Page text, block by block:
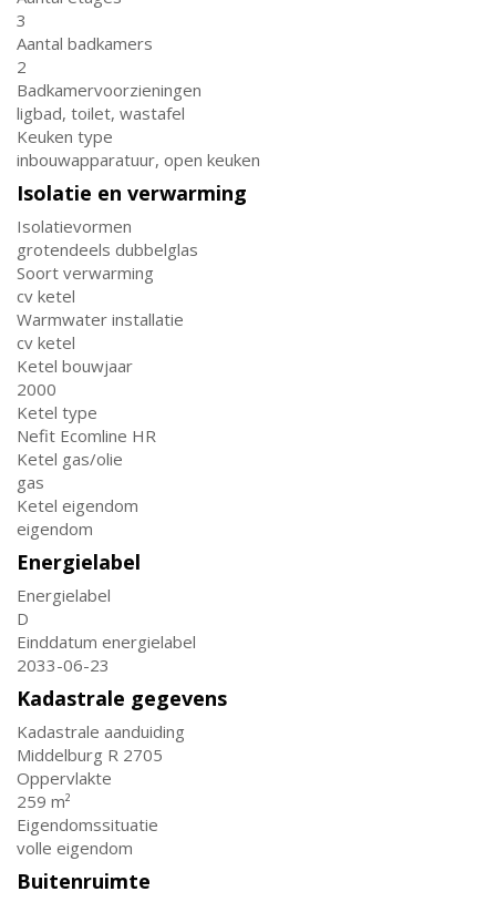
3
Aantal badkamers
2
Badkamervoorzieningen
ligbad, toilet, wastafel
Keuken type
inbouwapparatuur, open keuken
Isolatie en verwarming
Isolatievormen
grotendeels dubbelglas
Soort verwarming
cv ketel
Warmwater installatie
cv ketel
Ketel bouwjaar
2000
Ketel type
Nefit Ecomline HR
Ketel gas/olie
gas
Ketel eigendom
eigendom
Energielabel
Energielabel
D
Einddatum energielabel
2033-06-23
Kadastrale gegevens
Kadastrale aanduiding
Middelburg R 2705
Oppervlakte
259 m²
Eigendomssituatie
volle eigendom
Buitenruimte